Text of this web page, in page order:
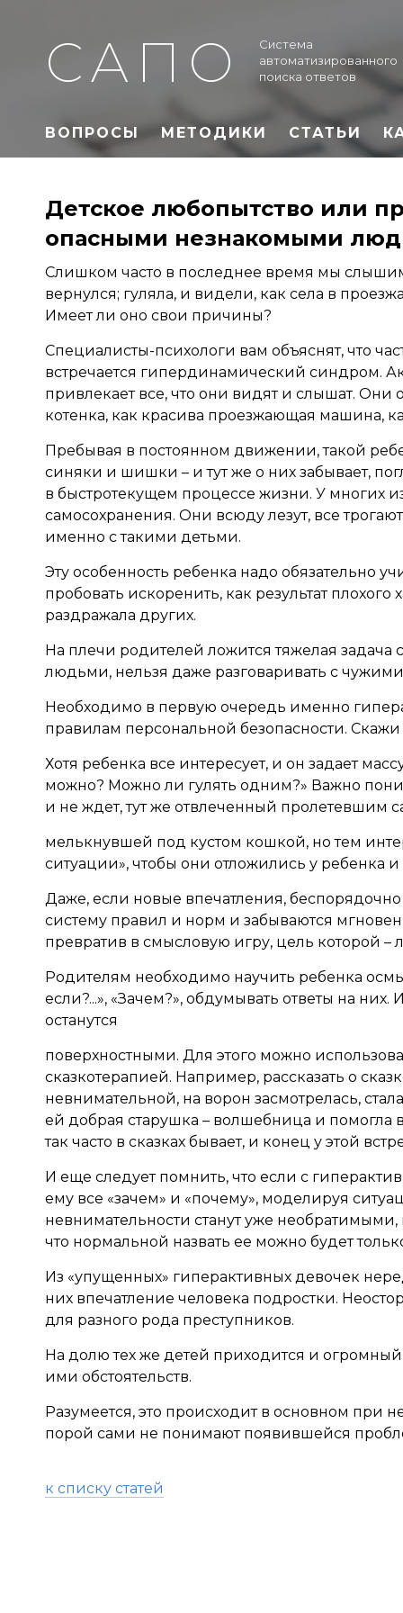
САПО
Система
автоматизированного
поиска ответов
ВОПРОСЫ МЕТОДИКИ СТАТЬИ
Детское любопытство или
опасными незнакомыми
Слишком часто в последнее время мы
вернулся; гуляла, и видели, как села в
Имеет ли оно свои причины?
Специалисты-психологи вам объяснят, что
встречается гипердинамический синдром.
привлекает все, что они видят и слышат. Они
котенка, как красива проезжающая машина,
Пребывая в постоянном движении, такой
синяки и шишки – и тут же о них забывает,
в быстротекущем процессе жизни. У многих
самосохранения. Они всюду лезут, все
именно с такими детьми.
Эту особенность ребенка надо обязательно
пробовать искоренить, как результат
раздражала других.
На плечи родителей ложится тяжелая
людьми, нельзя даже разговаривать с
Необходимо в первую очередь именно
правилам персональной безопасности.
Хотя ребенка все интересует, и он задает
можно? Можно ли гулять одним?» Важно
и не ждет, тут же отвлеченный пролетевшим
мелькнувшей под кустом кошкой, но тем
ситуации», чтобы они отложились у ребенка
Даже, если новые впечатления,
систему правил и норм и забываются
превратив в смысловую игру, цель которой
Родителям необходимо научить ребенка
если?...», «Зачем?», обдумывать ответы на
останутся
поверхностными. Для этого можно
сказкотерапией. Например, рассказать о
невнимательной, на ворон засмотрелась,
ей добрая старушка – волшебница и помогла
так часто в сказках бывает, и конец у этой
И еще следует помнить, что если с
ему все «зачем» и «почему», моделируя
невнимательности станут уже
что нормальной назвать ее можно будет
Из «упущенных» гиперактивных девочек
них впечатление человека подростки.
для разного рода преступников.
На долю тех же детей приходится и
ими обстоятельств.
Разумеется, это происходит в основном
порой сами не понимают появившейся
к списку статей